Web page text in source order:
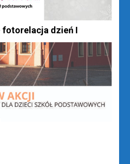
fotorelacja dzień I